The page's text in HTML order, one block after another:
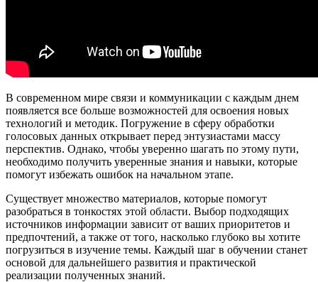
В современном мире связи и коммуникации с каждым днем
появляется все больше возможностей для освоения новых
технологий и методик. Погружение в сферу обработки
голосовых данных открывает перед энтузиастами массу
перспектив. Однако, чтобы уверенно шагать по этому пути,
необходимо получить уверенные знания и навыки, которые
помогут избежать ошибок на начальном этапе.
Существует множество материалов, которые помогут
разобраться в тонкостях этой области. Выбор подходящих
источников информации зависит от ваших приоритетов и
предпочтений, а также от того, насколько глубоко вы хотите
погрузиться в изучение темы. Каждый шаг в обучении станет
основой для дальнейшего развития и практической
реализации полученных знаний.